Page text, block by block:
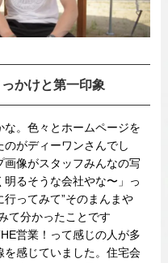
かけと第一印象
。色々とホームページを
のがディーワンさんでし
像がスタッフみんなの写
るそうな会社やな〜」っ
ってみて”そのまんまや
て分かったことです
営業！って感じの人が多
を感じていました。住宅会